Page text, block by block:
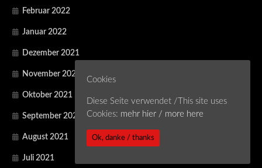
Februar 2022
Januar 2022
Dezember 2021
November 2021
Oktober 2021
September 2021
August 2021
Juli 2021
Cookies
Diese Seite verwendet /This site uses
Cookies: mehr hier / more here
Ok, danke / thanks